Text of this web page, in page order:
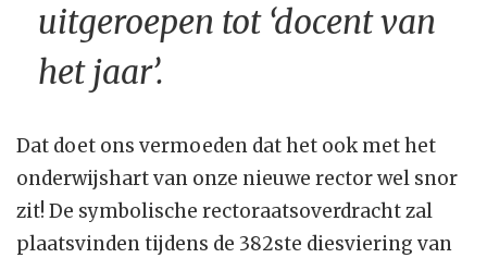
uitgeroepen tot ‘docent van
het jaar’.
Dat doet ons vermoeden dat het ook met het
onderwijshart van onze nieuwe rector wel snor
zit! De symbolische rectoraatsoverdracht zal
plaatsvinden tijdens de 382ste diesviering van